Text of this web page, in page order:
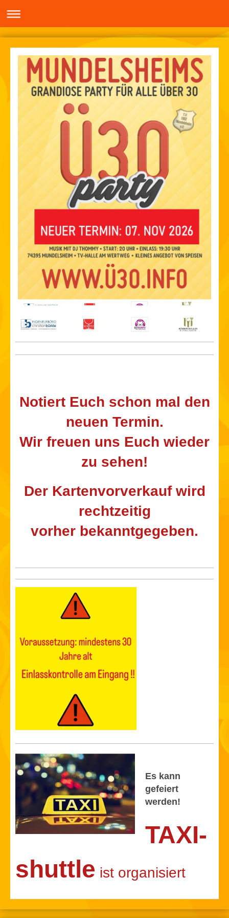
Notiert Euch schon mal den
neuen Termin.
Wir freuen uns Euch wieder
zu sehen!
Der Kartenvorverkauf wird
rechtzeitig
vorher bekanntgegeben.
Es kann
gefeiert
werden!
TAXI-
shuttle ist organisiert